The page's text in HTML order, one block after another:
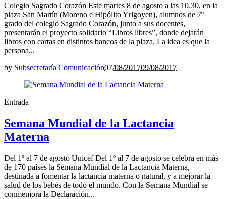
Colegio Sagrado Corazón Este martes 8 de agosto a las 10.30, en la
plaza San Martín (Moreno e Hipólito Yrigoyen), alumnos de 7º
grado del colegio Sagrado Corazón, junto a sus docentes,
presentarán el proyecto solidario “Libros libres”, donde dejarán
libros con cartas en distintos bancos de la plaza. La idea es que la
persona...
by Subsecretaría Comunicación07/08/201709/08/2017
Entrada
Semana Mundial de la Lactancia
Materna
Del 1º al 7 de agosto Unicef Del 1º al 7 de agosto se celebra en más
de 170 países la Semana Mundial de la Lactancia Materna,
destinada a fomentar la lactancia materna o natural, y a mejorar la
salud de los bebés de todo el mundo. Con la Semana Mundial se
conmemora la Declaración...